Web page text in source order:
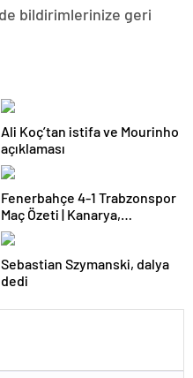
bildirimlerinize geri
Ali Koç’tan istifa ve Mourinho
açıklaması
Fenerbahçe 4-1 Trabzonspor
Maç Özeti | Kanarya,
Galatasaray’la farkı azalttı
Sebastian Szymanski, dalya
dedi